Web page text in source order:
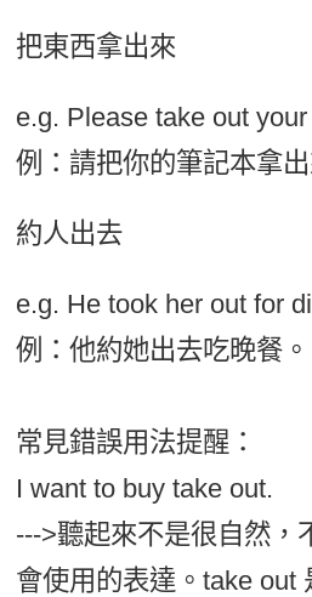
把東西拿出來
e.g. Please take out
例：請把你的筆記本拿出
約人出去
e.g. He took her out for
例：他約她出去吃晚餐。
常見錯誤用法提醒：
I want to buy take out.
--->聽起來不是很自然，
會使用的表達。take out